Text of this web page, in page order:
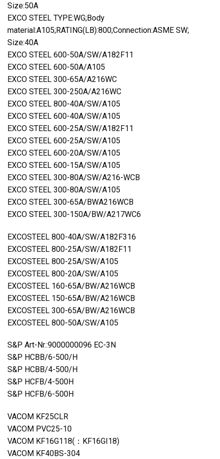
Size:50A
EXCO STEEL TYPE:WG;Body
material:A105;RATING(LB):800;Connection:ASME SW;
Size:40A
EXCO STEEL 600-50A/SW/A182F11
EXCO STEEL 600-50A/A105
EXCO STEEL 300-65A/A216WC
EXCO STEEL 300-250A/A216WC
EXCO STEEL 800-40A/SW/A105
EXCO STEEL 600-40A/SW/A105
EXCO STEEL 600-25A/SW/A182F11
EXCO STEEL 600-25A/SW/A105
EXCO STEEL 600-20A/SW/A105
EXCO STEEL 600-15A/SW/A105
EXCO STEEL 300-80A/SW/A216-WCB
EXCO STEEL 300-80A/SW/A105
EXCO STEEL 300-65A/BWA216WCB
EXCO STEEL 300-150A/BW/A217WC6
EXCOSTEEL 800-40A/SW/A182F316
EXCOSTEEL 800-25A/SW/A182F11
EXCOSTEEL 800-25A/SW/A105
EXCOSTEEL 800-20A/SW/A105
EXCOSTEEL 160-65A/BW/A216WCB
EXCOSTEEL 150-65A/BW/A216WCB
EXCOSTEEL 300-65A/BW/A216WCB
EXCOSTEEL 800-50A/SW/A105
S&P Art-Nr.:9000000096 EC-3N
S&P HCBB/6-500/H
S&P HCBB/4-500/H
S&P HCFB/4-500H
S&P HCFB/6-500H
VACOM KF25CLR
VACOM PVC25-10
VACOM KF16G118(：KF16GI18)
VACOM KF40BS-304